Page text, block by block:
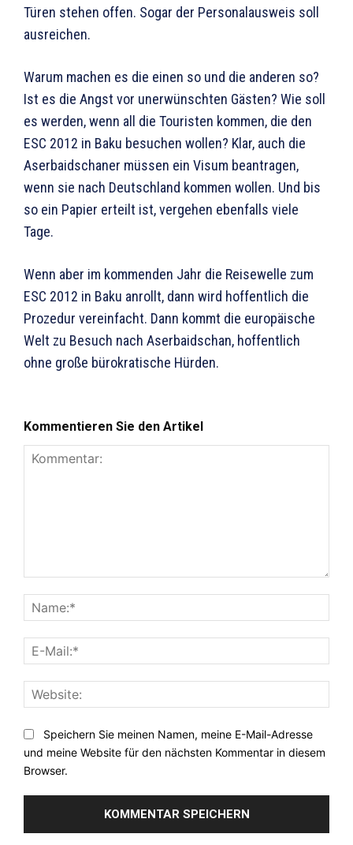
Türen stehen offen. Sogar der Personalausweis soll
ausreichen.
Warum machen es die einen so und die anderen so?
Ist es die Angst vor unerwünschten Gästen? Wie soll
es werden, wenn all die Touristen kommen, die den
ESC 2012 in Baku besuchen wollen? Klar, auch die
Aserbaidschaner müssen ein Visum beantragen,
wenn sie nach Deutschland kommen wollen. Und bis
so ein Papier erteilt ist, vergehen ebenfalls viele
Tage.
Wenn aber im kommenden Jahr die Reisewelle zum
ESC 2012 in Baku anrollt, dann wird hoffentlich die
Prozedur vereinfacht. Dann kommt die europäische
Welt zu Besuch nach Aserbaidschan, hoffentlich
ohne große bürokratische Hürden.
Kommentieren Sie den Artikel
Speichern Sie meinen Namen, meine E-Mail-Adresse
und meine Website für den nächsten Kommentar in diesem
Browser.